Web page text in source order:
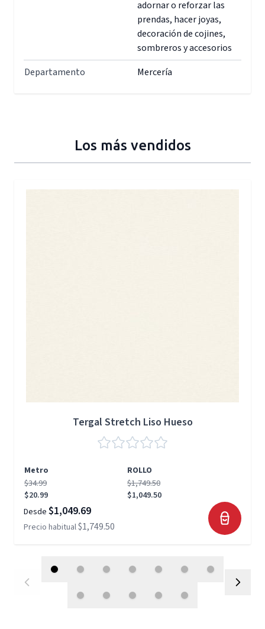
adornar o reforzar las
prendas, hacer joyas,
decoración de cojines,
sombreros y accesorios
Departamento
Mercería
Los más vendidos
Tergal Stretch Liso Hueso
Metro
ROLLO
$34.99
$20.99
$1,749.50
$1,049.50
Desde $1,049.69
Precio habitual$1,749.50